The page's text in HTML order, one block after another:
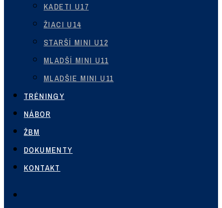
KADETI U17
ŽIACI U14
STARŠÍ MINI U12
MLADŠÍ MINI U11
MLADŠIE MINI U11
TRÉNINGY
NÁBOR
ŽBM
DOKUMENTY
KONTAKT